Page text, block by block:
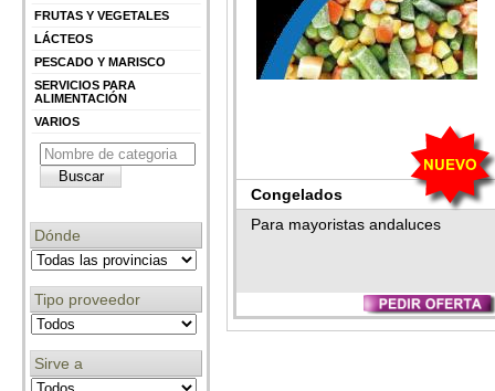
FRUTAS Y VEGETALES
LÁCTEOS
PESCADO Y MARISCO
SERVICIOS PARA
ALIMENTACIÓN
VARIOS
Dónde
Tipo proveedor
Sirve a
Congelados
Para mayoristas andaluces